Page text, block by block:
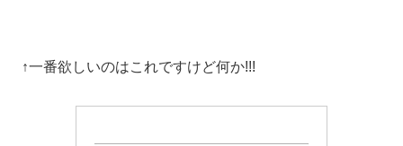
↑一番欲しいのはこれですけど何か!!!